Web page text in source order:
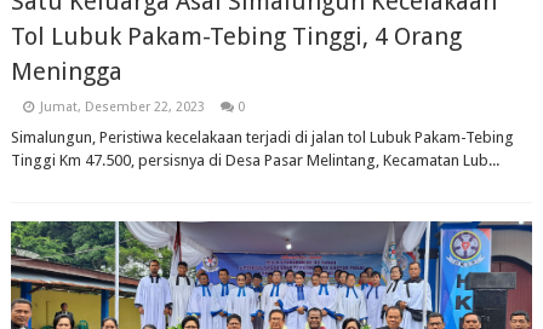
Tol Lubuk Pakam-Tebing Tinggi, 4 Orang
Meningga
Jumat, Desember 22, 2023 0
Simalungun, Peristiwa kecelakaan terjadi di jalan tol Lubuk Pakam-Tebing
Tinggi Km 47.500, persisnya di Desa Pasar Melintang, Kecamatan Lub...